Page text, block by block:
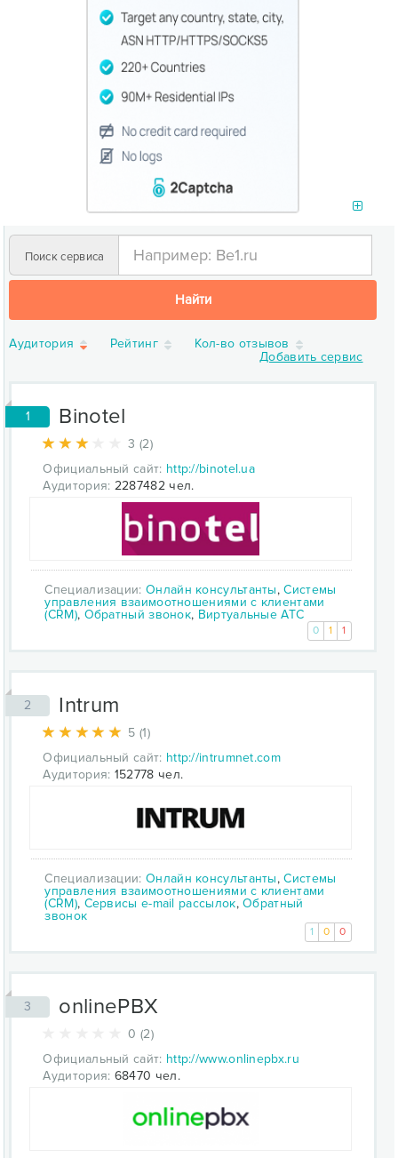
Поиск сервиса
Найти
Аудитория Рейтинг
Кол-во отзывов
Добавить сервис
1 Binotel
3 (2)
Официальный сайт: http://binotel.ua
Аудитория: 2287482 чел.
Специализации: Онлайн консультанты,Системы
управления взаимоотношениями с клиентами
(CRM), Обратный звонок, Виртуальные АТС
0 1 1
2 Intrum
5 (1)
Официальный сайт: http://intrumnet.com
Аудитория: 152778 чел.
Специализации: Онлайн консультанты,Системы
управления взаимоотношениями с клиентами
(CRM), Сервисы e-mail рассылок,Обратный
звонок
1 0 0
3 onlinePBX
0 (2)
Официальный сайт: http://www.onlinepbx.ru
Аудитория: 68470 чел.